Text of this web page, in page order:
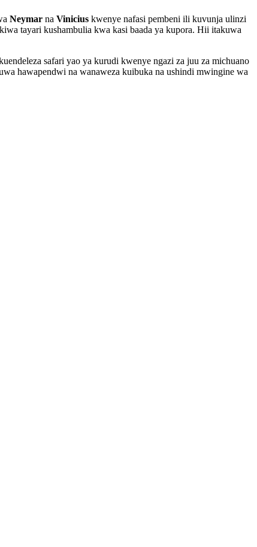
Neymar na Vinicius kwenye nafasi pembeni ili kuvunja ulinzi
tayari kushambulia kwa kasi baada ya kupora. Hii itakuwa
safari yao ya kurudi kwenye ngazi za juu za michuano
hawapendwi na wanaweza kuibuka na ushindi mwingine wa